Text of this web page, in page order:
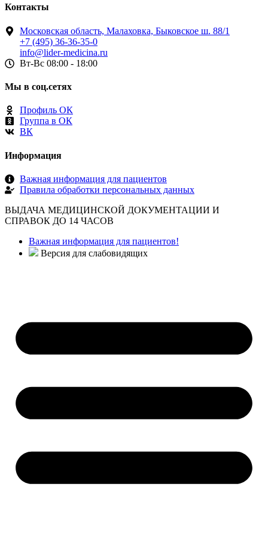
Контакты
Московская область, Малаховка, Быковское ш. 88/1
+7 (495) 36-36-35-0
info@lider-medicina.ru
Вт-Вс 08:00 - 18:00
Мы в соц.сетях
Профиль ОК
Группа в ОК
ВК
Информация
Важная информация для пациентов
Правила обработки персональных данных
ВЫДАЧА МЕДИЦИНСКОЙ ДОКУМЕНТАЦИИ И
СПРАВОК ДО 14 ЧАСОВ
Важная информация для пациентов!
Версия для слабовидящих